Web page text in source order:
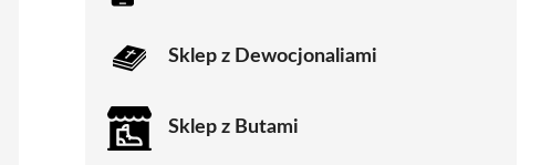
Sklep z Dewocjonaliami
Sklep z Butami